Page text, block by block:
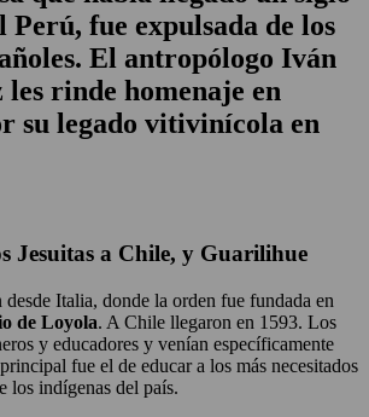
Perú, fue expulsada de los
El antropólogo Iván
rinde homenaje en
su legado vitivinícola en
Jesuitas a Chile, y Guarilihue
Italia, donde la orden fue fundada en
de Loyola. A Chile llegaron en 1593. Los
y educadores y venían específicamente
fue el de educar a los más necesitados
los indígenas del país.